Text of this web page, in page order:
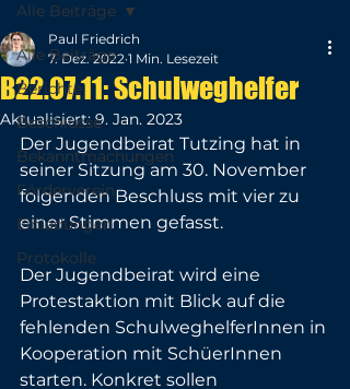
Alle Beiträge
Berichte
Beschlüsse
Bekanntmachungen
Förderverein
Einladungen
Protokolle
Alle Beiträge
B22.07.11: Schulweghelfer
Paul Friedrich
7. Dez. 2022 1 Min. Lesezeit
Aktualisiert:9. Jan. 2023
Der Jugendbeirat Tutzing hat in
seiner Sitzung am 30. November
folgenden Beschluss mit vier zu
einer Stimmen gefasst.
Der Jugendbeirat wird eine
Protestaktion mit Blick auf die
fehlenden SchulweghelferInnen in
Kooperation mit SchüerInnen
starten. Konkret sollen